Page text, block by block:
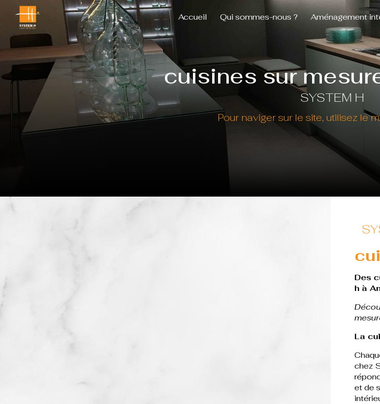
Accueil Qui sommes-nous ? Aménagement
cuisines sur
SYSTEM H
Des
h à
La
chez
et de
Panneau de gestion des cookies